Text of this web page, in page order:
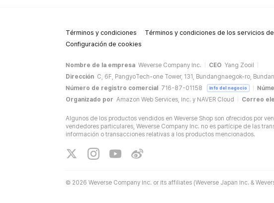
Términos y condiciones Términos y condiciones de los servicios
Configuración de cookies
Nombre de la empresa Weverse Company Inc. CEO Yang Zooil
Dirección C, 6F, PangyoTech-one Tower, 131, Bundangnaegok-ro,
Número de registro comercial
716-87-01158 Info del negocio
Organizado por Amazon Web Services, Inc. y NAVER Cloud Correo
Algunos de los productos vendidos en Weverse Shop son ofrecidos por
vendedores particulares, Weverse Company Inc. no es partícipe de las
información o transacciones relativas a los productos mencionados.
© 2026 Weverse Company Inc. or its affiliates (Weverse Japan Inc. &